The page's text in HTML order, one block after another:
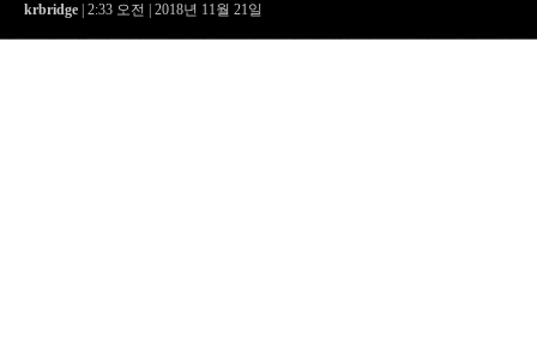
krbridge | 2:33 오전 | 2018년 11월 21일